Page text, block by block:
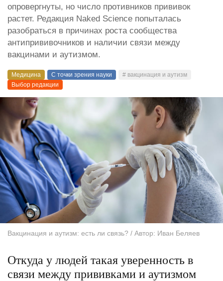
опровергнуты, но число противников прививок
растет. Редакция Naked Science попыталась
разобраться в причинах роста сообщества
антипрививочников и наличии связи между
вакцинами и аутизмом.
Медицина С точки зрения науки
# вакцинация и аутизм
Выбор редакции
Вакцинация и аутизм: есть ли связь? / Автор: Иван Беляев
Откуда у людей такая уверенность в
связи между прививками и аутизмом